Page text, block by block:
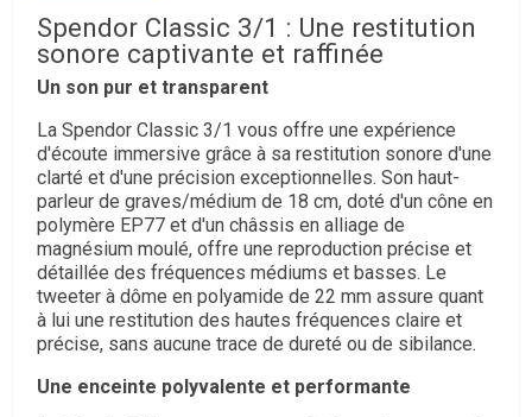
Spendor Classic 3/1 : Une restitution
sonore captivante et raffinée
Un son pur et transparent
La Spendor Classic 3/1 vous offre une expérience
d'écoute immersive grâce à sa restitution sonore d'une
clarté et d'une précision exceptionnelles. Son haut-
parleur de graves/médium de 18 cm, doté d'un cône en
polymère EP77 et d'un châssis en alliage de
magnésium moulé, offre une reproduction précise et
détaillée des fréquences médiums et basses. Le
tweeter à dôme en polyamide de 22 mm assure quant
à lui une restitution des hautes fréquences claire et
précise, sans aucune trace de dureté ou de sibilance.
Une enceinte polyvalente et performante